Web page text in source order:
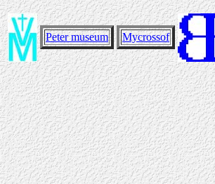
Peter museum Mycrossof